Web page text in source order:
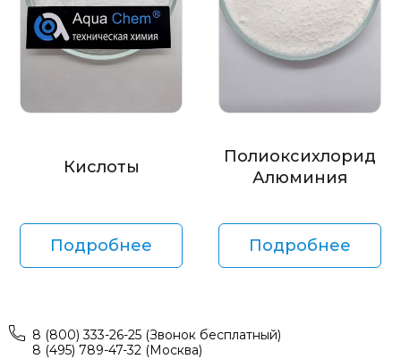
Кислоты
Подробнее
Полиоксихлорид
Алюминия
Подробнее
8 (800) 333-26-25 (Звонок бесплатный)
8 (495) 789-47-32 (Москва)